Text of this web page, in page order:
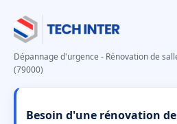
Dépannage d'urgence - Rénovation de
(79000)
Besoin d'une rénovation